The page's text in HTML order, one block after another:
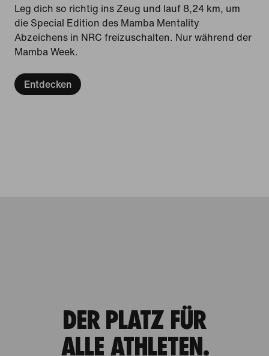
Leg dich so richtig ins Zeug und lauf 8,24 km, um
die Special Edition des Mamba Mentality
Abzeichens in NRC freizuschalten. Nur während der
Mamba Week.
Entdecken
DER PLATZ FÜR
ALLE ATHLETEN.